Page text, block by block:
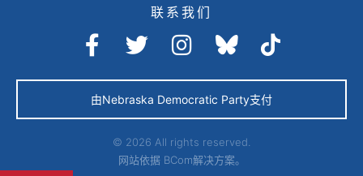
联系我们
由Nebraska Democratic Party支付
© 2026 All rights reserved.
网站依据 BCom解决方案。